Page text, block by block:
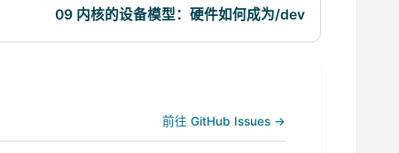
09 内核的设备模型：硬件如何成为/dev
前往 GitHub Issues →